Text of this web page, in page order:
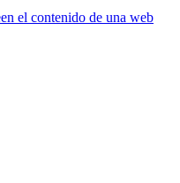
el contenido de una web